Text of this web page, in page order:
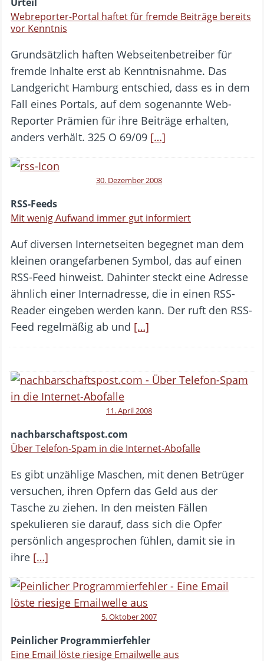
Webreporter-Portal haftet für fremde Beiträge bereits
vor Kenntnis
Grundsätzlich haften Webseitenbetreiber für
fremde Inhalte erst ab Kenntnisnahme. Das
Landgericht Hamburg entschied, dass es in dem
Fall eines Portals, auf dem sogenannte Web-
Reporter Prämien für ihre Beiträge erhalten,
anders verhält. 325 O 69/09 […]
30. Dezember 2008
RSS-Feeds
Mit wenig Aufwand immer gut informiert
Auf diversen Internetseiten begegnet man dem
kleinen orangefarbenen Symbol, das auf einen
RSS-Feed hinweist. Dahinter steckt eine Adresse
ähnlich einer Internadresse, die in einen RSS-
Reader eingeben werden kann. Der ruft den RSS-
Feed regelmäßig ab und […]
11. April 2008
nachbarschaftspost.com
Über Telefon-Spam in die Internet-Abofalle
Es gibt unzählige Maschen, mit denen Betrüger
versuchen, ihren Opfern das Geld aus der
Tasche zu ziehen. In den meisten Fällen
spekulieren sie darauf, dass sich die Opfer
persönlich angesprochen fühlen, damit sie in
ihre […]
5. Oktober 2007
Peinlicher Programmierfehler
Eine Email löste riesige Emailwelle aus